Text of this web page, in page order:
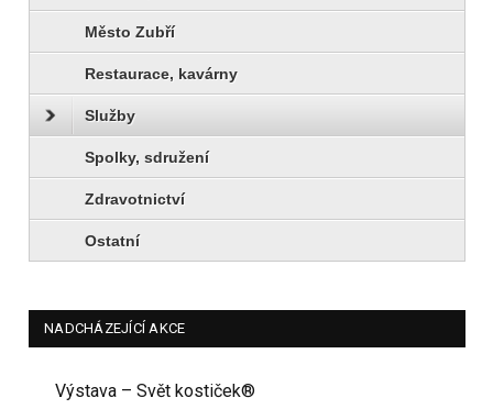
Město Zubří
Restaurace, kavárny
Služby
Spolky, sdružení
Zdravotnictví
Ostatní
NADCHÁZEJÍCÍ AKCE
Výstava – Svět kostiček®